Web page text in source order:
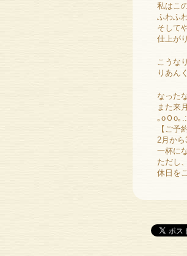
私はこ
ふわふ
そして
仕上が
こうな
りあん
なった
また来
｡oＯo｡
【ご予
2月か
一杯に
ただし
休日を